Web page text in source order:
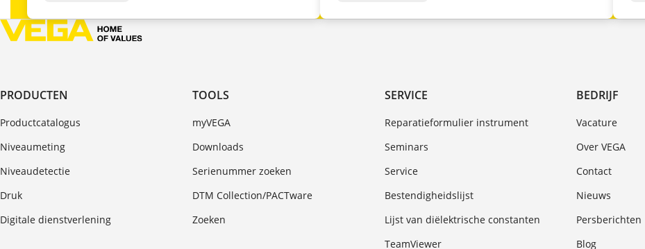
PRODUCTEN
Productcatalogus
Niveaumeting
Niveaudetectie
Druk
Digitale dienstverlening
TOOLS
myVEGA
Downloads
Serienummer zoeken
DTM Collection/PACTware
Zoeken
SERVICE
Reparatieformulier instrument
Seminars
Service
Bestendigheidslijst
Lijst van diëlektrische constanten
TeamViewer
BEDRIJF
Vacature
Over VEGA
Contact
Nieuws
Persberichten
Blog